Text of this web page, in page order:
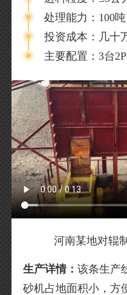
处理能力：100吨
投资成本：几十
主要配置：3台
河南某地对辊
生产详情：该条生产
砂机占地面积小，方